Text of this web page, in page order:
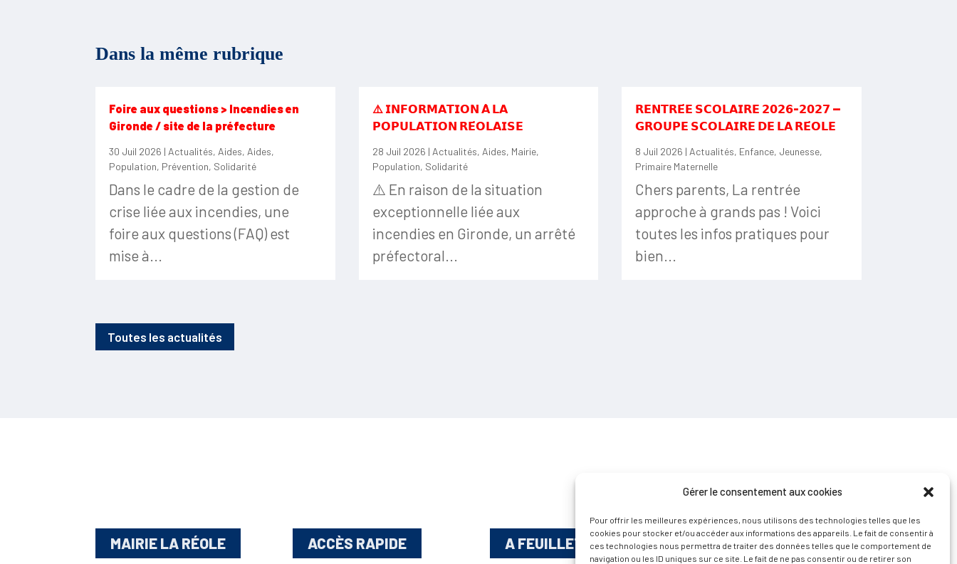
Gérer le consentement aux cookies
Pour offrir les meilleures expériences, nous utilisons des technologies telles que les
cookies pour stocker et/ou accéder aux informations des appareils. Le fait de consentir à
ces technologies nous permettra de traiter des données telles que le comportement de
navigation ou les ID uniques sur ce site. Le fait de ne pas consentir ou de retirer son
Dans la même rubrique
Foire aux questions > Incendies en
Gironde / site de la préfecture
30 Juil 2026 | Actualités, Aides, Aides,
Population, Prévention, Solidarité
Dans le cadre de la gestion de
crise liée aux incendies, une
foire aux questions (FAQ) est
mise à...
⚠️ 𝗜𝗡𝗙𝗢𝗥𝗠𝗔𝗧𝗜𝗢𝗡 𝗔̀ 𝗟𝗔
𝗣𝗢𝗣𝗨𝗟𝗔𝗧𝗜𝗢𝗡 𝗥𝗘́𝗢𝗟𝗔𝗜𝗦𝗘
28 Juil 2026 | Actualités, Aides, Mairie,
Population, Solidarité
⚠️ En raison de la situation
exceptionnelle liée aux
incendies en Gironde, un arrêté
préfectoral...
𝗥𝗘𝗡𝗧𝗥𝗘́𝗘 𝗦𝗖𝗢𝗟𝗔𝗜𝗥𝗘 𝟮𝟬𝟮𝟲-𝟮𝟬𝟮𝟳 —
𝗚𝗥𝗢𝗨𝗣𝗘 𝗦𝗖𝗢𝗟𝗔𝗜𝗥𝗘 𝗗𝗘 𝗟𝗔 𝗥𝗘́𝗢𝗟𝗘
8 Juil 2026 | Actualités, Enfance, Jeunesse,
Primaire Maternelle
Chers parents, La rentrée
approche à grands pas ! Voici
toutes les infos pratiques pour
bien...
Toutes les actualités
MAIRIE LA RÉOLE ACCÈS RAPIDE A FEUILLETER ! D’ART ET D’HISTOIRE